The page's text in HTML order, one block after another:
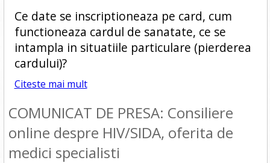
Ce date se inscriptioneaza pe card, cum
functioneaza cardul de sanatate, ce se
intampla in situatiile particulare (pierderea
cardului)?
Citeste mai mult
COMUNICAT DE PRESA: Consiliere
online despre HIV/SIDA, oferita de
medici specialisti